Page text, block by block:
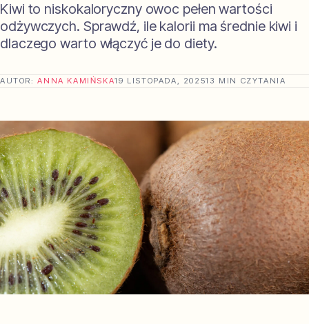
Kiwi to niskokaloryczny owoc pełen wartości
odżywczych. Sprawdź, ile kalorii ma średnie kiwi i
dlaczego warto włączyć je do diety.
AUTOR:ANNA KAMIŃSKA19 LISTOPADA, 202513 MIN CZYTANIA